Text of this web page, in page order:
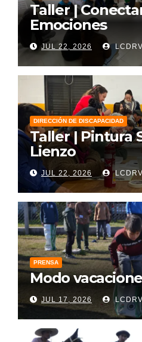
Taller |
Emociones
JUL 22, 2026 LCDRV
DIRECCIÓN DE DISCAPACIDAD
Taller | Pintura
Lienzo
JUL 22, 2026 LCDRV
PRENSA
Modo
JUL 17, 2026 LCDRV